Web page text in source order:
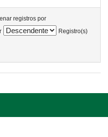
registros por
Registro(s)